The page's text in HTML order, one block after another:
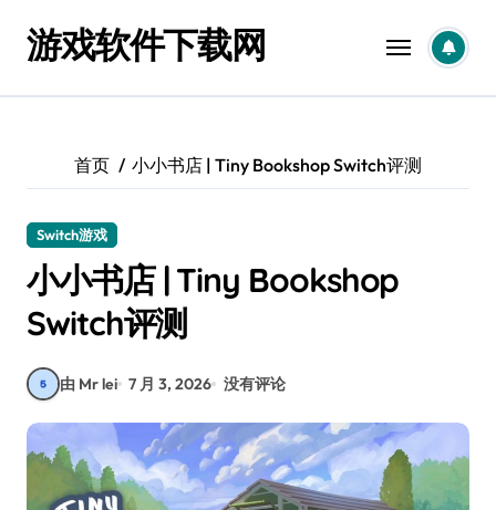
游戏软件下载网
首页 小小书店 | Tiny Bookshop Switch评测
Switch游戏
小小书店 | Tiny Bookshop
Switch评测
由 Mr lei 7 月 3, 2026 没有评论